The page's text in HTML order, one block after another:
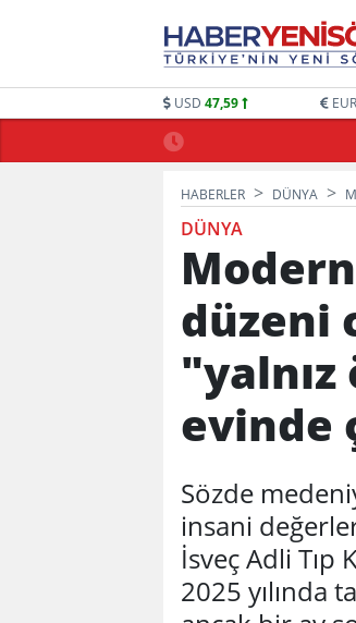
USD 47,59 EUR
detayları netleşti
HABERLER DÜNYA
DÜNYA
düzeni
evinde
Sözde
insani
İsveç Adli
2025 yılında